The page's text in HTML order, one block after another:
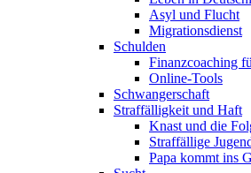
Asyl und Flucht
Migrationsdienst
Schulden
Finanzcoaching
Online-Tools
Schwangerschaft
Straffälligkeit und Haft
Knast und die
Straffällige
Papa kommt ins